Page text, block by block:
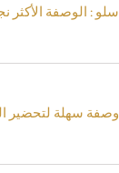
سلو : الوصفة الأكثر
وصفة سهلة لتحضير